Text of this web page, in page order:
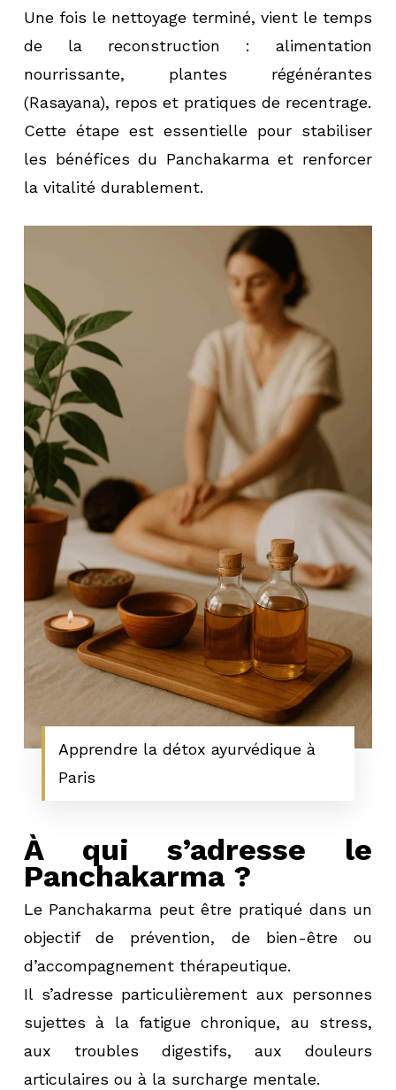
Une fois le nettoyage terminé, vient le temps
de la reconstruction : alimentation
nourrissante, plantes régénérantes
(Rasayana), repos et pratiques de recentrage.
Cette étape est essentielle pour stabiliser
les bénéfices du Panchakarma et renforcer
la vitalité durablement.
Apprendre la détox ayurvédique à
Paris
À qui s’adresse le
Panchakarma ?
Le Panchakarma peut être pratiqué dans un
objectif de prévention, de bien-être ou
d’accompagnement thérapeutique.
Il s’adresse particulièrement aux personnes
sujettes à la fatigue chronique, au stress,
aux troubles digestifs, aux douleurs
articulaires ou à la surcharge mentale.